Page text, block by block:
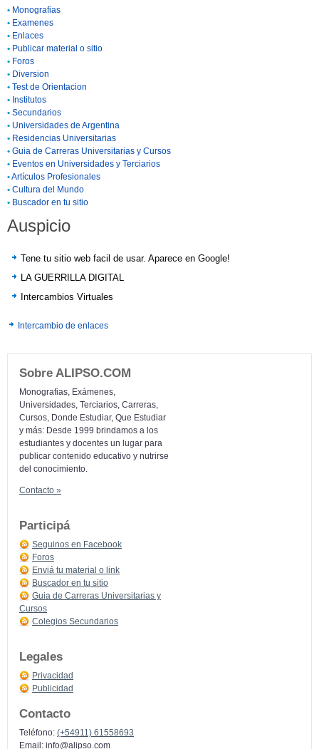
• Monografias
• Examenes
• Enlaces
• Publicar material o sitio
• Foros
• Diversion
• Test de Orientacion
• Institutos
• Secundarios
• Universidades de Argentina
• Residencias Universitarias
• Guia de Carreras Universitarias y Cursos
• Eventos en Universidades y Terciarios
•Artículos Profesionales
• Cultura del Mundo
• Buscador en tu sitio
Auspicio
Tene tu sitio web facil de usar. Aparece en Google!
LA GUERRILLA DIGITAL
Intercambios Virtuales
Intercambio de enlaces
Sobre ALIPSO.COM
Monografias, Exámenes,
Universidades, Terciarios, Carreras,
Cursos, Donde Estudiar, Que Estudiar
y más: Desde 1999 brindamos a los
estudiantes y docentes un lugar para
publicar contenido educativo y nutrirse
del conocimiento.
Contacto »
Participá
Seguinos en Facebook
Foros
Enviá tu material o link
Buscador en tu sitio
Guia de Carreras Universitarias y
Cursos
Colegios Secundarios
Legales
Privacidad
Publicidad
Contacto
Teléfono: (+54911) 61558693
Email: info@alipso.com